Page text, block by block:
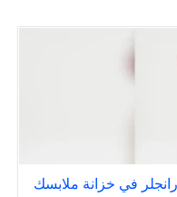
رانجلر في خزانة ملابسك